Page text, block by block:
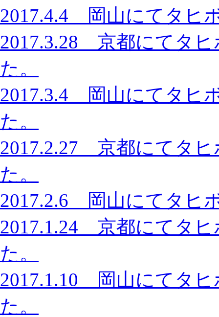
2017.4.4 岡山にてタヒ
2017.3.28 京都にてタ
た。
2017.3.4 岡山にてタヒ
た。
2017.2.27 京都にてタ
た。
2017.2.6 岡山にてタヒ
2017.1.24 京都にてタ
た。
2017.1.10 岡山にてタ
た。